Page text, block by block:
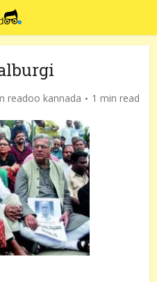
readoo kannada 1 min read